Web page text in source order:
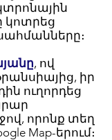
կոտրեց
, ով
իր
ուղորդեց
որոնք տեղ
Map-երում։